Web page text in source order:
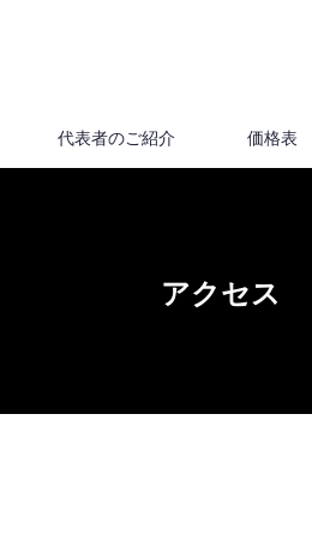
代表者のご紹介 価格表
アクセス